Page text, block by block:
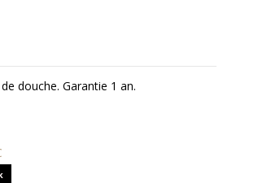
douche. Garantie 1 an.